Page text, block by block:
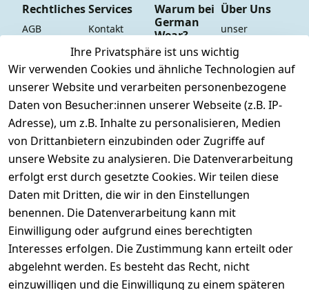
Ihre Privatsphäre ist uns wichtig
Wir verwenden Cookies und ähnliche Technologien auf
unserer Website und verarbeiten personenbezogene
Daten von Besucher:innen unserer Webseite (z.B. IP-
Adresse), um z.B. Inhalte zu personalisieren, Medien
von Drittanbietern einzubinden oder Zugriffe auf
unsere Website zu analysieren. Die Datenverarbeitung
erfolgt erst durch gesetzte Cookies. Wir teilen diese
Daten mit Dritten, die wir in den Einstellungen
benennen. Die Datenverarbeitung kann mit
Einwilligung oder aufgrund eines berechtigten
Interesses erfolgen. Die Zustimmung kann erteilt oder
abgelehnt werden. Es besteht das Recht, nicht
einzuwilligen und die Einwilligung zu einem späteren
Rechtliches
AGB
Impressum
Datenschutze
rklärung
Barrierefreihe
itserklärung
Widerrufsrec
ht
Vertrag
widerrufen
Services
Kontakt
Registrieren
Versand &
Versandkoste
n
Retoure &
Rücksendung
Rücksendeeti
kett drucken
(Inland)
FAQs - Häufig
gestellte
Fragen
Konfektionsgr
ößen
Warum bei
German
Wear?
Dauer
Tiefpreisgara
ntie*
Express-24h-
Versand
24/7 aktueller
Warenbestan
d
+ 95% aus
eigener
Herstellung
+ 60 Jahre
Geschäftserfa
Über Uns
unser
YouTube-
Kanal
unsere
Facebook-
Seite
unsere
Damen &
Herren
unsere
Gutscheine &
SALE
Whatsapp Nr.:
+49511676950